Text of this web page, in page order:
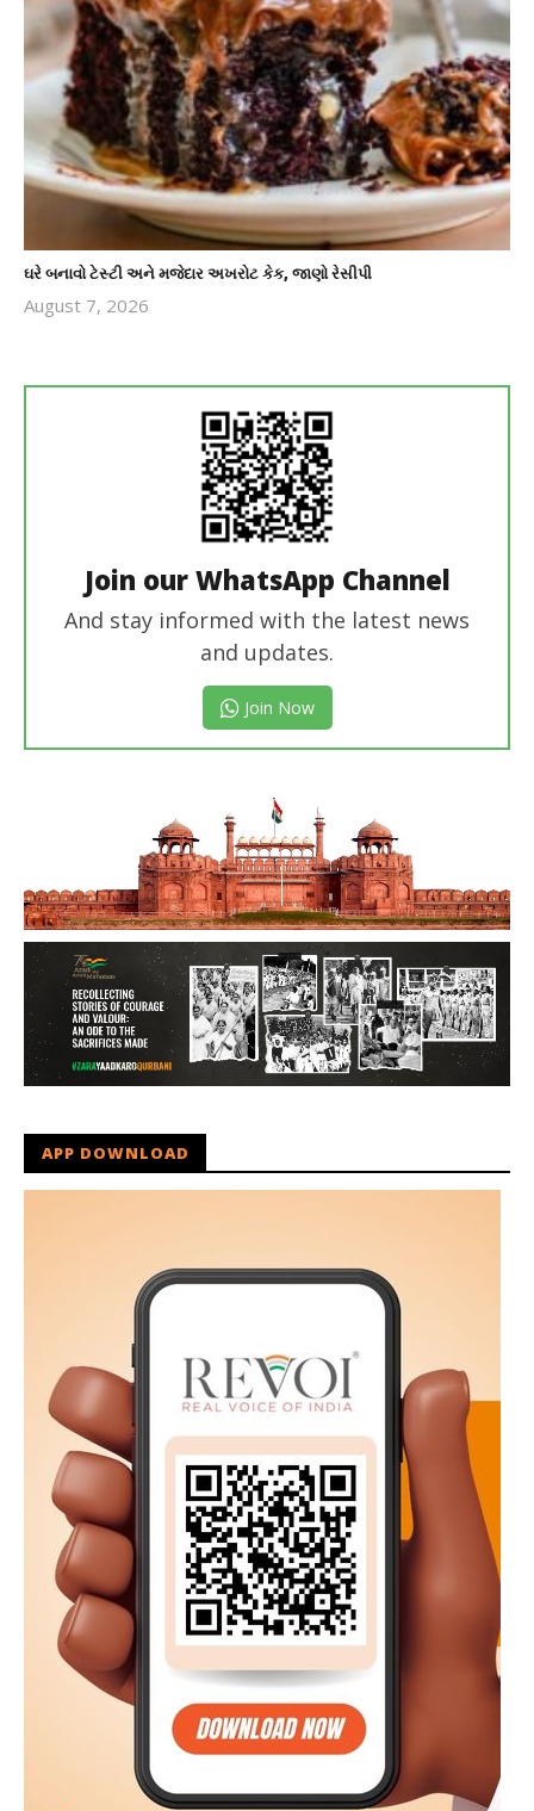
ઘરે બનાવો ટેસ્ટી અને મજેદાર અખરોટ કેક, જાણો રેસીપી
August 7, 2026
Join our WhatsApp Channel
And stay informed with the latest news
and updates.
Join Now
APP DOWNLOAD